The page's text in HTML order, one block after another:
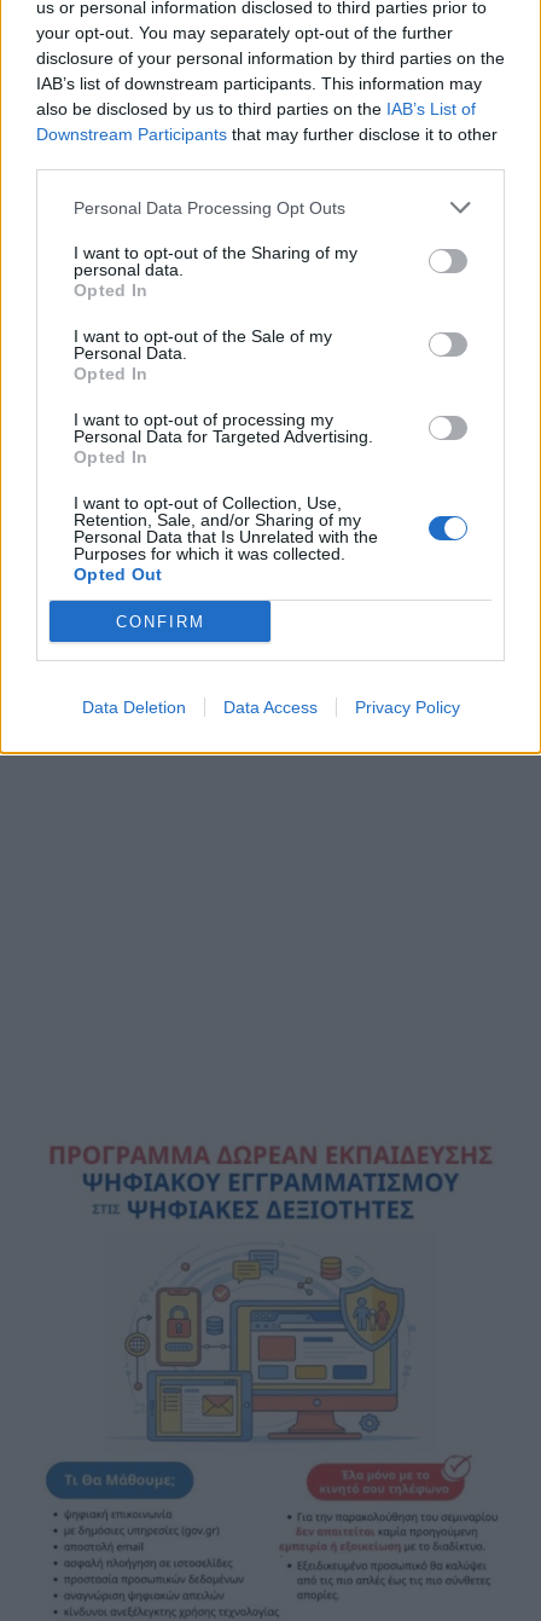
us or personal information disclosed to third parties prior to
your opt-out. You may separately opt-out of the further
disclosure of your personal information by third parties on the
IAB’s list of downstream participants. This information may
also be disclosed by us to third parties on the IAB’s List of
Downstream Participants that may further disclose it to other
Personal Data Processing Opt Outs
I want to opt-out of the Sharing of my
personal data.
Opted In
I want to opt-out of the Sale of my
Personal Data.
Opted In
I want to opt-out of processing my
Personal Data for Targeted Advertising.
Opted In
I want to opt-out of Collection, Use,
Retention, Sale, and/or Sharing of my
Personal Data that Is Unrelated with the
Purposes for which it was collected.
Opted Out
CONFIRM
Data Deletion Data Access Privacy Policy
Αξίζει να σημειωθεί, ότι για την παρακολούθηση του
σεμιναρίου δεν απαιτείται καμία προηγούμενη
γνώση, εμπειρία ή εξοικείωση με το διαδίκτυο,
καθώς οι εισηγητές θα καλύψουν από τις πιο απλές
Οι ενδιαφερόμενοι μπορούν να δηλώσουν
συμμετοχή στον σύνδεσμο:
https://tinyurl.com/apsida
. Για όσους συμπολίτες μας
ηλεκτρονικής εγγραφής, τα στελέχη του Κέντρου
Κοινότητας βρίσκονται στη διάθεσή τους για να
παράσχουν την απαραίτητη βοήθεια.
Περισσότερες πληροφορίες για το πρόγραμμα είναι
διαθέσιμες στην ιστοσελίδα digitalliteracy.gr.